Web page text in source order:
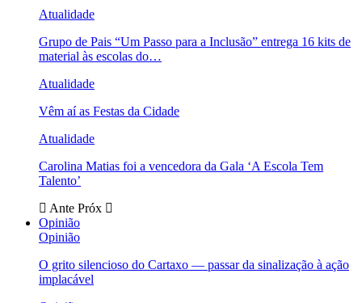
Atualidade
Grupo de Pais “Um Passo para a Inclusão” entrega 16 kits de
material às escolas do…
Atualidade
Vêm aí as Festas da Cidade
Atualidade
Carolina Matias foi a vencedora da Gala ‘A Escola Tem
Talento’
Ante Próx
Opinião
Opinião
O grito silencioso do Cartaxo — passar da sinalização à ação
implacável